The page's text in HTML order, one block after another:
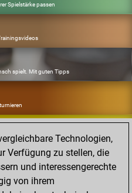
Spielstärke passen
spielt. Mit guten Tipps
Technologien,
Verfügung zu stellen, die
und interessengerechte
von ihrem